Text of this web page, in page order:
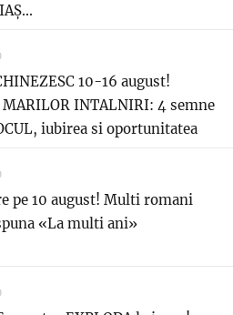
10-16 august!
MARILOR INTALNIRI: 4 semne
iubirea si oportunitatea
pe 10 august! Multi romani
«La multi ani»